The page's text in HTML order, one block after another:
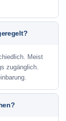
Meist
zugänglich.